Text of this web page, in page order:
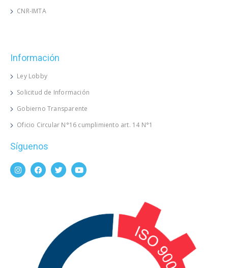
CNR-IMTA
Información
Ley Lobby
Solicitud de Información
Gobierno Transparente
Oficio Circular N°16 cumplimiento art. 14 N°1
Síguenos